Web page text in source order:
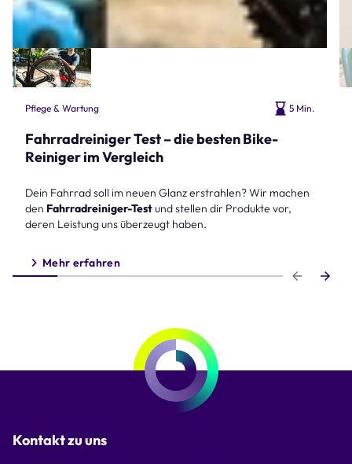
Pflege & Wartung 5 Min.
Fahrradreiniger Test – die besten Bike-
Reiniger im Vergleich
Dein Fahrrad soll im neuen Glanz erstrahlen? Wir machen
den Fahrradreiniger-Testund stellen dir Produkte vor,
deren Leistung uns überzeugt haben.
Mehr erfahren
Kontakt zu uns